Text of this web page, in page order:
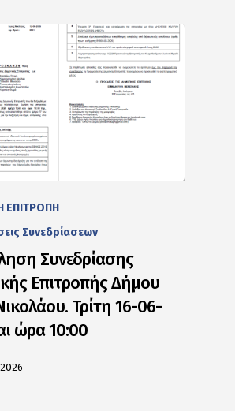
ΕΠΙΤΡΟΠΗ
Συνεδρίασεων
Συνεδρίασης
Επιτροπής Δήμου
Τρίτη 16-06-
ώρα 10:00
2026